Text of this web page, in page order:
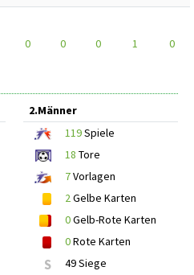
0 0 0 1 0
2.Männer
119Spiele
18 Tore
7Vorlagen
2Gelbe Karten
0Gelb-Rote Karten
0Rote Karten
S 49 Siege